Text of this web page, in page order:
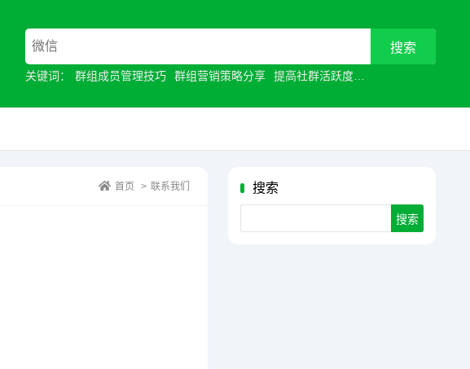
关键词： 群组成员管理技巧 群组营销策略分享 提高社群活跃度
搜索
首页 > 联系我们